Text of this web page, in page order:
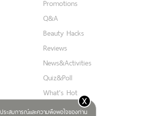
ระสบการณ์และความพึงพอใจของท่าน
x
INFORMATIVE
Promotions
Q&A
Beauty Hacks
Reviews
News&Activities